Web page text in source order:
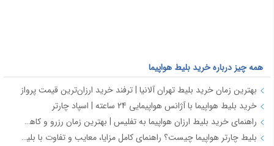
همه چیز درباره خرید بلیط هواپیما
بهترین زمان خرید بلیط تهران آلانیا | ترفند خرید ارزان‌ترین قیمت پرواز
خرید بلیط هواپیما با آژانس هواپیمایی 24 ساعته | اسپاد چارتر
راهنمای خرید بلیط ارزان هواپیما به تفلیس | بهترین زمان رزرو و کاهش هزینه سفر
بلیط چارتر هواپیما چیست؟ راهنمای کامل مزایا، معایب و تفاوت با بلیط سیستمی